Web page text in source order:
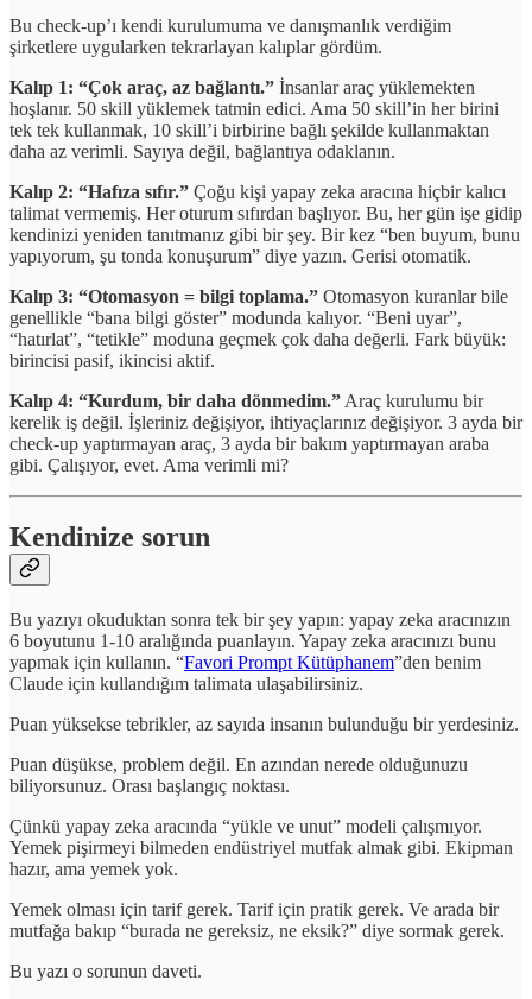
Bu check-up’ı kendi kurulumuma ve danışmanlık verdiğim
şirketlere uygularken tekrarlayan kalıplar gördüm.
Kalıp 1: “Çok araç, az bağlantı.” İnsanlar araç yüklemekten
hoşlanır. 50 skill yüklemek tatmin edici. Ama 50 skill’in her birini
tek tek kullanmak, 10 skill’i birbirine bağlı şekilde kullanmaktan
daha az verimli. Sayıya değil, bağlantıya odaklanın.
Kalıp 2: “Hafıza sıfır.” Çoğu kişi yapay zeka aracına hiçbir kalıcı
talimat vermemiş. Her oturum sıfırdan başlıyor. Bu, her gün işe gidip
kendinizi yeniden tanıtmanız gibi bir şey. Bir kez “ben buyum, bunu
yapıyorum, şu tonda konuşurum” diye yazın. Gerisi otomatik.
Kalıp 3: “Otomasyon = bilgi toplama.” Otomasyon kuranlar bile
genellikle “bana bilgi göster” modunda kalıyor. “Beni uyar”,
“hatırlat”, “tetikle” moduna geçmek çok daha değerli. Fark büyük:
birincisi pasif, ikincisi aktif.
Kalıp 4: “Kurdum, bir daha dönmedim.” Araç kurulumu bir
kerelik iş değil. İşleriniz değişiyor, ihtiyaçlarınız değişiyor. 3 ayda bir
check-up yaptırmayan araç, 3 ayda bir bakım yaptırmayan araba
gibi. Çalışıyor, evet. Ama verimli mi?
Kendinize sorun
Bu yazıyı okuduktan sonra tek bir şey yapın: yapay zeka aracınızın
6 boyutunu 1-10 aralığında puanlayın. Yapay zeka aracınızı bunu
yapmak için kullanın. “Favori Prompt Kütüphanem”den benim
Claude için kullandığım talimata ulaşabilirsiniz.
Puan yüksekse tebrikler, az sayıda insanın bulunduğu bir yerdesiniz.
Puan düşükse, problem değil. En azından nerede olduğunuzu
biliyorsunuz. Orası başlangıç noktası.
Çünkü yapay zeka aracında “yükle ve unut” modeli çalışmıyor.
Yemek pişirmeyi bilmeden endüstriyel mutfak almak gibi. Ekipman
hazır, ama yemek yok.
Yemek olması için tarif gerek. Tarif için pratik gerek. Ve arada bir
mutfağa bakıp “burada ne gereksiz, ne eksik?” diye sormak gerek.
Bu yazı o sorunun daveti.